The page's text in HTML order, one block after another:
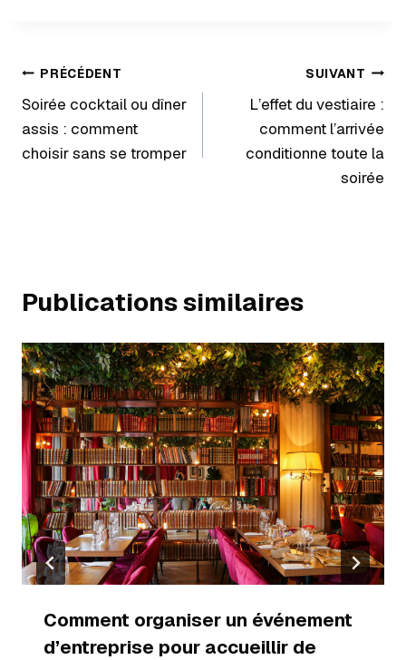
PRÉCÉDENT
Soirée cocktail ou dîner
assis : comment
choisir sans se tromper
SUIVANT
L’effet du vestiaire :
comment l’arrivée
conditionne toute la
soirée
Publications similaires
Comment organiser un événement
d’entreprise pour accueillir de